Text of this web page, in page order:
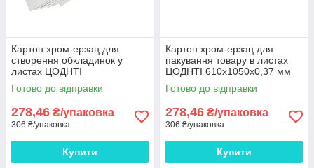
Картон хром-ерзац для
створення обкладинок у
листах ЦОДНТІ
610x1050x0,37 мм щільність
270 г/м2 10 листів
Готово до відправки
278,46 ₴/упаковка
306 ₴/упаковка
Купити
Картон хром-ерзац для
пакування товару в листах
ЦОДНТІ 610x1050x0,37 мм
щільність 270 г/м2 10 листів
Готово до відправки
278,46 ₴/упаковка
306 ₴/упаковка
Купити